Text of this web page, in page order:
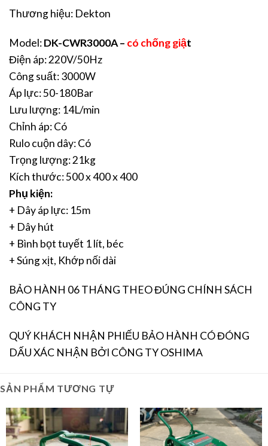
Thương hiệu: Dekton
Model:DK-CWR3000A – có chống giật
Điện áp: 220V/50Hz
Công suất: 3000W
Áp lực: 50-180Bar
Lưu lượng: 14L/min
Chỉnh áp: Có
Rulo cuộn dây: Có
Trọng lượng: 21kg
Kích thước: 500 x 400 x 400
Phụ kiện:
+ Dây áp lực: 15m
+ Dây hút
+ Bình bọt tuyết 1 lít, béc
+ Súng xịt, Khớp nối dài
BẢO HÀNH 06 THÁNG THEO ĐÚNG CHÍNH SÁCH
CÔNG TY
QUÝ KHÁCH NHẬN PHIẾU BẢO HÀNH CÓ ĐÓNG
DẤU XÁC NHẬN BỞI CÔNG TY OSHIMA
SẢN PHẨM TƯƠNG TỰ